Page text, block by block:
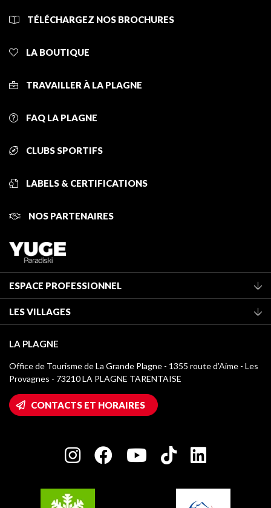
TÉLÉCHARGEZ NOS BROCHURES
LA BOUTIQUE
TRAVAILLER À LA PLAGNE
FAQ LA PLAGNE
CLUBS SPORTIFS
LABELS & CERTIFICATIONS
NOS PARTENAIRES
ESPACE PROFESSIONNEL
Classement des meublés
Taxe de séjour
Médiathèque
Logos La Plagne
Accès Wifi
Maison des Propriétaires
Charte des Acteurs Engagés
LES VILLAGES
Montchavin - Les Coches
Champagny-en-Vanoise
Plagne 1800
Plagne Villages
LA PLAGNE
Office de Tourisme de La Grande Plagne - 1355 route d’Aime - Les
Provagnes - 73210 LA PLAGNE TARENTAISE
CONTACTS ET HORAIRES